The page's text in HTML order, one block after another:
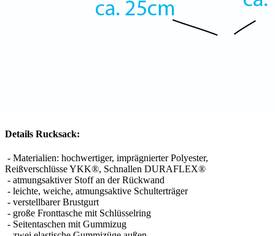
Details Rucksack:
- Materialien: hochwertiger, imprägnierter Polyester,
Reißverschlüsse YKK®, Schnallen DURAFLEX®
- atmungsaktiver Stoff an der Rückwand
- leichte, weiche, atmungsaktive Schulterträger
- verstellbarer Brustgurt
- große Fronttasche mit Schlüsselring
- Seitentaschen mit Gummizug